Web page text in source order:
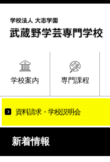
学校案内 専門課程
資料請求 学校説明会
新着情報